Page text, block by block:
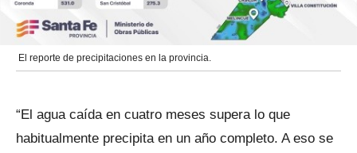
El reporte de precipitaciones en la provincia.
“El agua caída en cuatro meses supera lo que
habitualmente precipita en un año completo. A eso se